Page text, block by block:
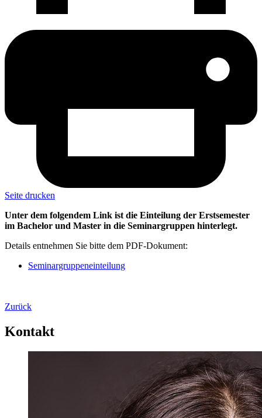
Seite drucken
Unter dem folgendem Link ist die Einteilung der Erstsemester
im Bachelor und Master in die Seminargruppen hinterlegt.
Details entnehmen Sie bitte dem PDF-Dokument:
Seminargruppeneinteilung
Zurück
Kontakt